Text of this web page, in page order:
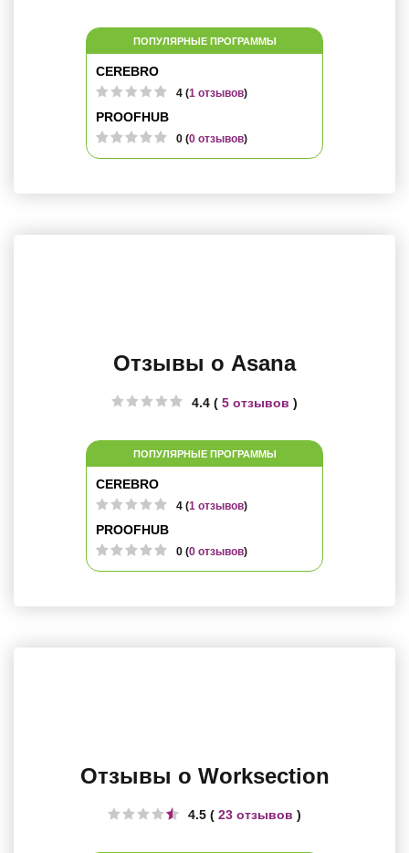
ПОПУЛЯРНЫЕ ПРОГРАММЫ
CEREBRO
4 (1 отзывов)
PROOFHUB
0 (0 отзывов)
Отзывы о Asana
4.4 ( 5 отзывов )
ПОПУЛЯРНЫЕ ПРОГРАММЫ
CEREBRO
4 (1 отзывов)
PROOFHUB
0 (0 отзывов)
Отзывы о Worksection
4.5 ( 23 отзывов )